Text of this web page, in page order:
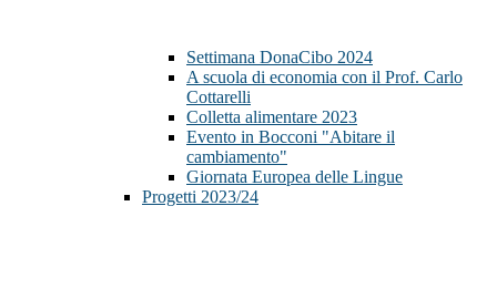
Settimana DonaCibo 2024
A scuola di economia con il Prof. Carlo
Cottarelli
Colletta alimentare 2023
Evento in Bocconi "Abitare il
cambiamento"
Giornata Europea delle Lingue
Progetti 2023/24